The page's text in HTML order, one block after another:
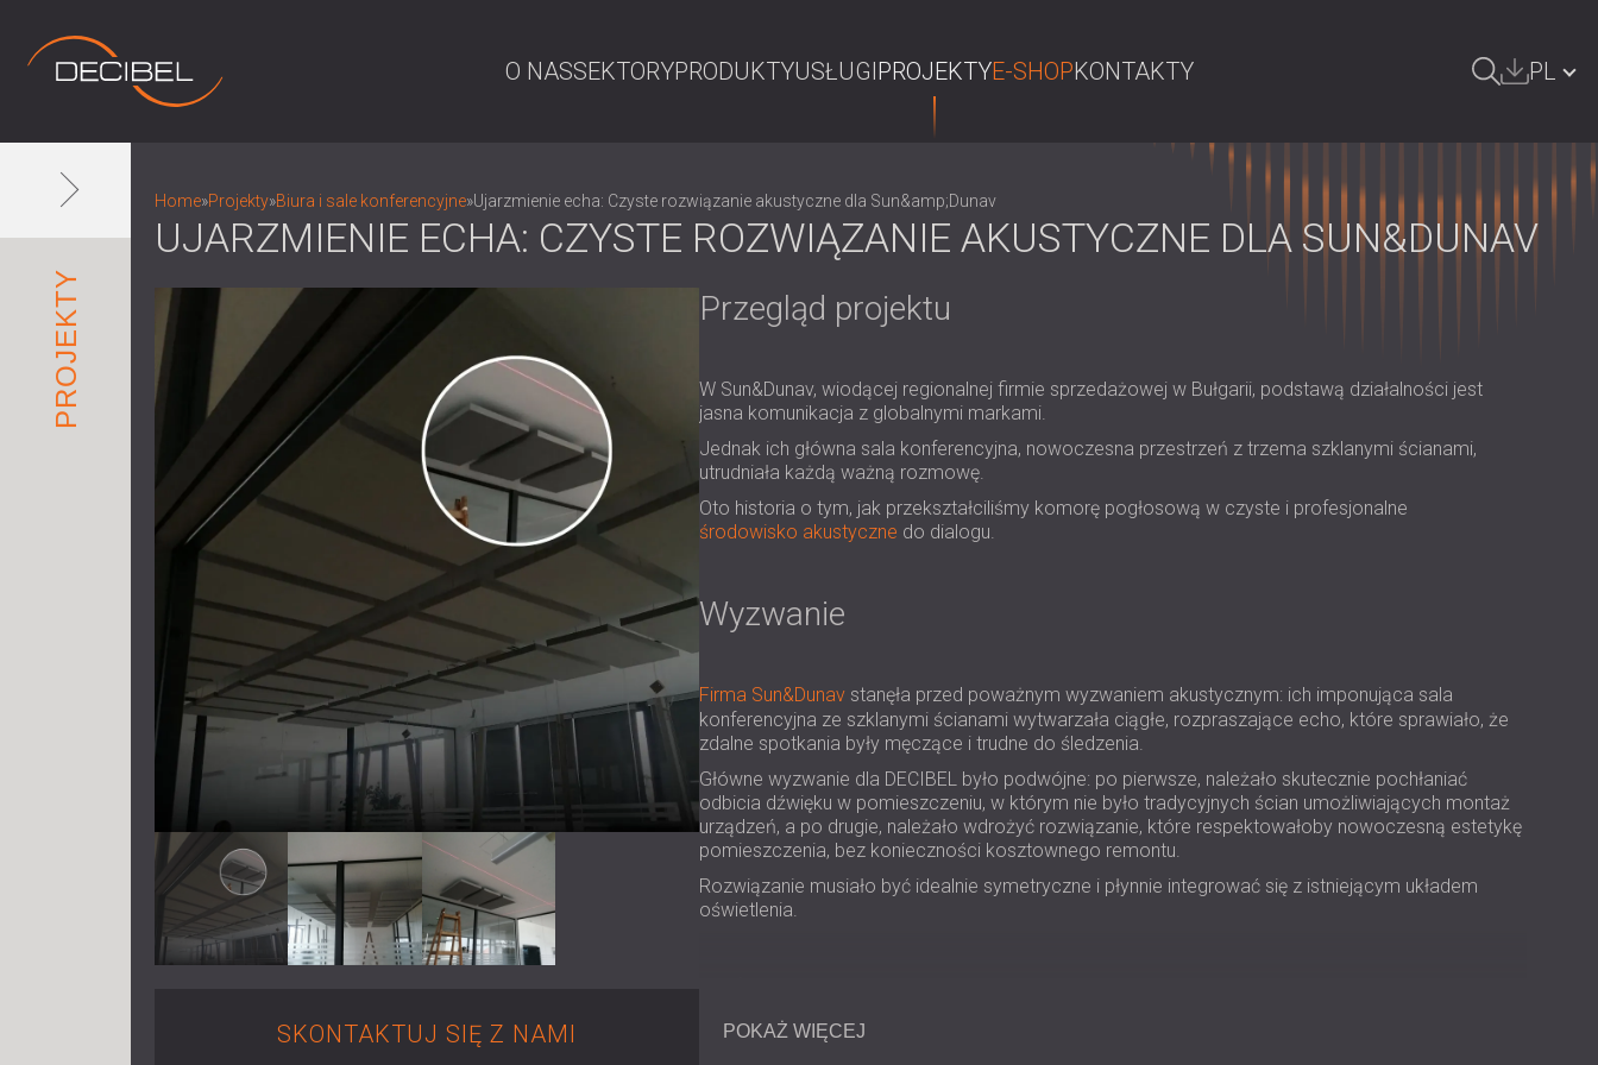
O NASSEKTORYPRODUKTYUSŁUGIPROJEKTYE-SHOPKONTAKTY PL
DEUTSCHLAND | DE
ROMÂNIA | RO
FINLAND | FI
PROJEKTY
Home»Projekty»Biura i sale konferencyjne»Ujarzmienie echa: Czyste rozwiązanie akustyczne dla Sun&amp;Dunav
UJARZMIENIE ECHA: CZYSTE ROZWIĄZANIE AKUSTYCZNE DLA SUN&DUNAV
SKONTAKTUJ SIĘ Z NAMI
Przegląd projektu
W Sun&Dunav, wiodącej regionalnej firmie sprzedażowej w Bułgarii, podstawą działalności jest
jasna komunikacja z globalnymi markami.
Jednak ich główna sala konferencyjna, nowoczesna przestrzeń z trzema szklanymi ścianami,
utrudniała każdą ważną rozmowę.
Oto historia o tym, jak przekształciliśmy komorę pogłosową w czyste i profesjonalne
środowisko akustyczne do dialogu.
Wyzwanie
Firma Sun&Dunavstanęła przed poważnym wyzwaniem akustycznym: ich imponująca sala
konferencyjna ze szklanymi ścianami wytwarzała ciągłe, rozpraszające echo, które sprawiało, że
zdalne spotkania były męczące i trudne do śledzenia.
Główne wyzwanie dla DECIBEL było podwójne: po pierwsze, należało skutecznie pochłaniać
odbicia dźwięku w pomieszczeniu, w którym nie było tradycyjnych ścian umożliwiających montaż
urządzeń, a po drugie, należało wdrożyć rozwiązanie, które respektowałoby nowoczesną estetykę
pomieszczenia, bez konieczności kosztownego remontu.
Rozwiązanie musiało być idealnie symetryczne i płynnie integrować się z istniejącym układem
oświetlenia.
POKAŻ WIĘCEJ